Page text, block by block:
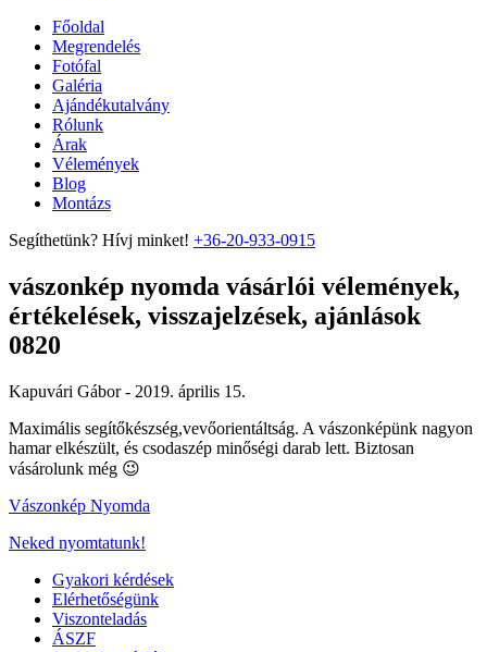
Főoldal
Megrendelés
Fotófal
Galéria
Ajándékutalvány
Rólunk
Árak
Vélemények
Blog
Montázs
Segíthetünk? Hívj minket! +36-20-933-0915
vászonkép nyomda vásárlói vélemények,
értékelések, visszajelzések, ajánlások
0820
Kapuvári Gábor - 2019. április 15.
Maximális segítőkészség,vevőorientáltság. A vászonképünk nagyon
hamar elkészült, és csodaszép minőségi darab lett. Biztosan
vásárolunk még 😉
Vászonkép Nyomda
Neked nyomtatunk!
Gyakori kérdések
Elérhetőségünk
Viszonteladás
ÁSZF